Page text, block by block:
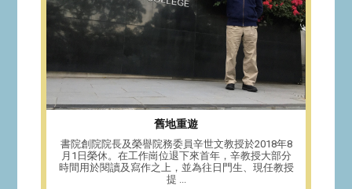
舊地重遊
書院創院院長及榮譽院務委員辛世文教授於2018年8
月1日榮休。在工作崗位退下來首年，辛教授大部分
時間用於閱讀及寫作之上，並為往日門生、現任教授
提 ...